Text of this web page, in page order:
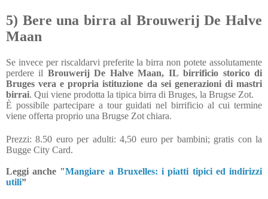
5) Bere una birra al Brouwerij De Halve
Maan
Se invece per riscaldarvi preferite la birra non potete assolutamente
perdere il Brouwerij De Halve Maan, IL birrificio storico di
Bruges vera e propria istituzione da sei generazioni di mastri
birrai. Qui viene prodotta la tipica birra di Bruges, la Brugse Zot.
È possibile partecipare a tour guidati nel birrificio al cui termine
viene offerta proprio una Brugse Zot chiara.
Prezzi: 8.50 euro per adulti: 4,50 euro per bambini; gratis con la
Bugge City Card.
Leggi anche "Mangiare a Bruxelles: i piatti tipici ed indirizzi
utili”